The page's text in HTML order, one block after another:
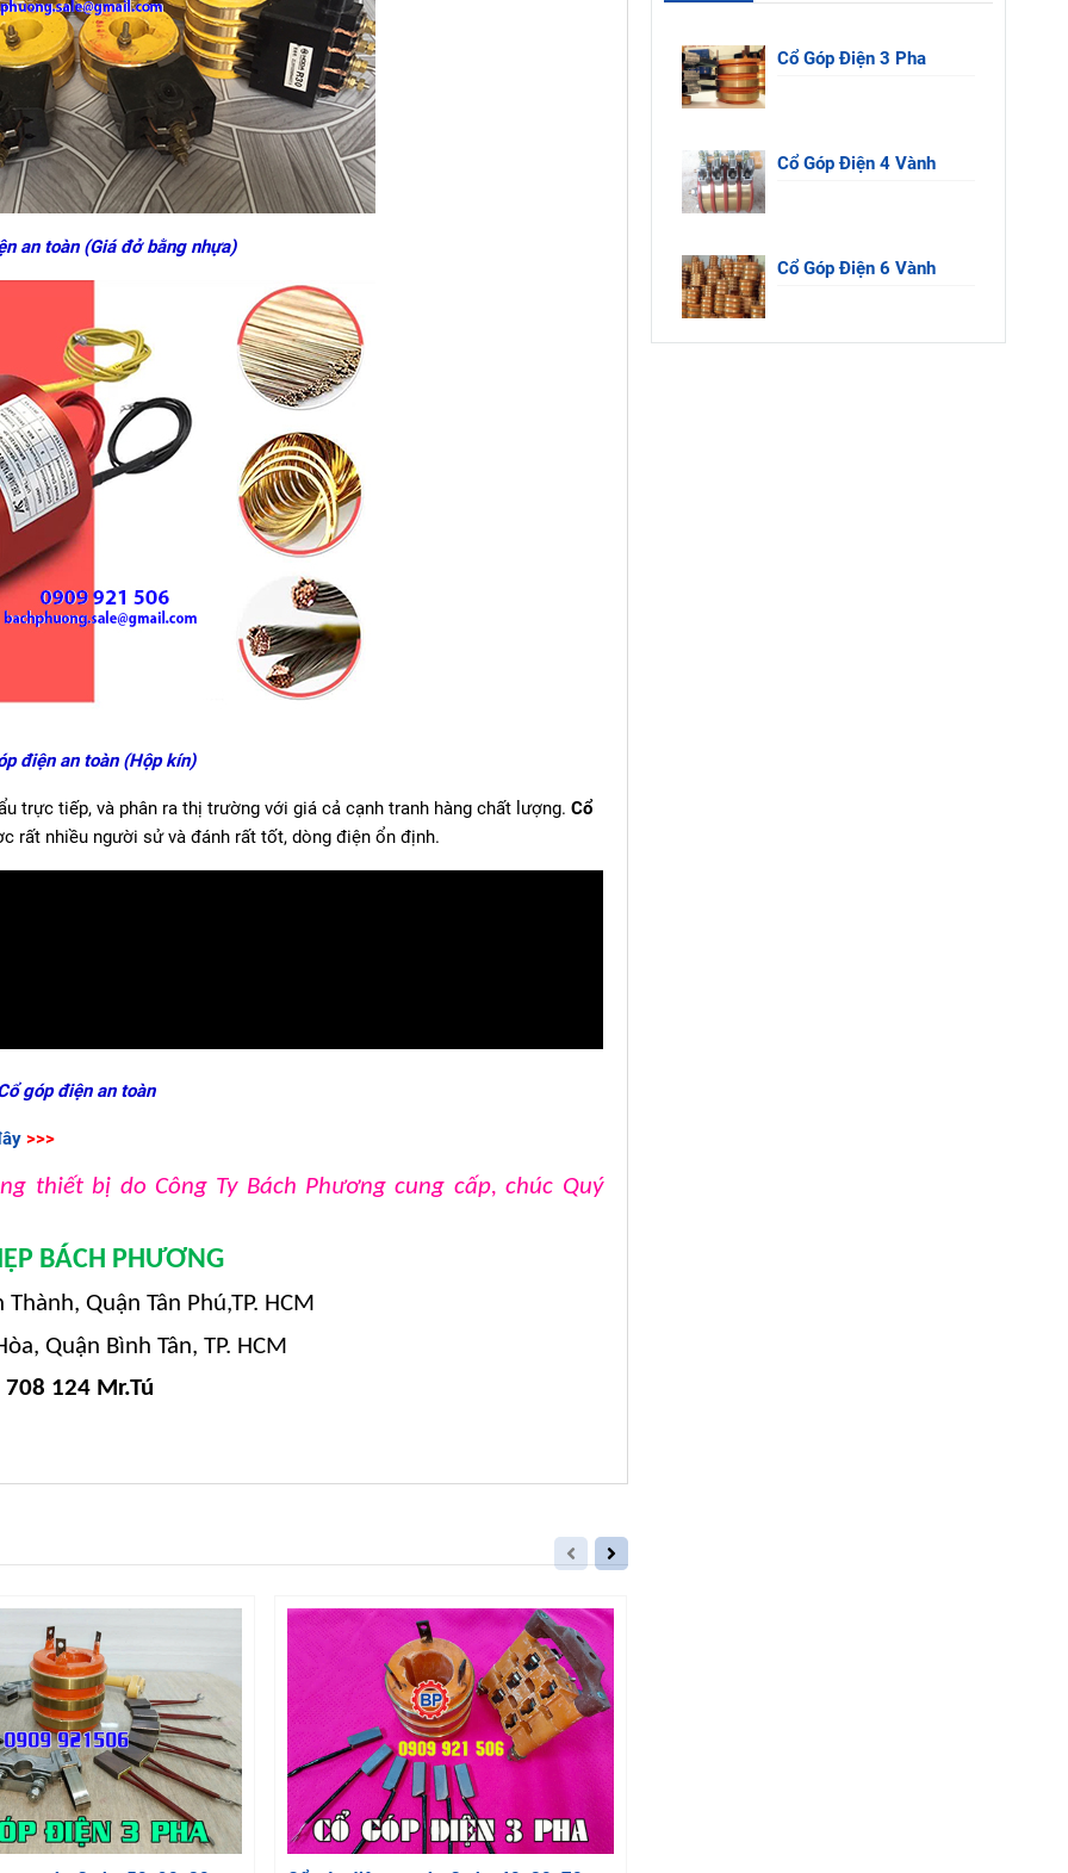
an toàn (Giá đở bằng nhựa)
điện an toàn (Hộp kín)
trực tiếp, và phân ra thị trường với giá cả cạnh tranh hàng chất lượng. Cổ
rất nhiều người sử và đánh rất tốt, dòng điện ổn định.
góp điện an toàn
>>>
thiết bị do Công Ty Bách Phương cung cấp, chúc Quý
BÁCH PHƯƠNG
Quận Tân Phú,TP. HCM
Quận Bình Tân, TP. HCM
124 Mr.Tú
Cổ Góp Điện 3 Pha
Cổ Góp Điện 4 Vành
Cổ Góp Điện 6 Vành